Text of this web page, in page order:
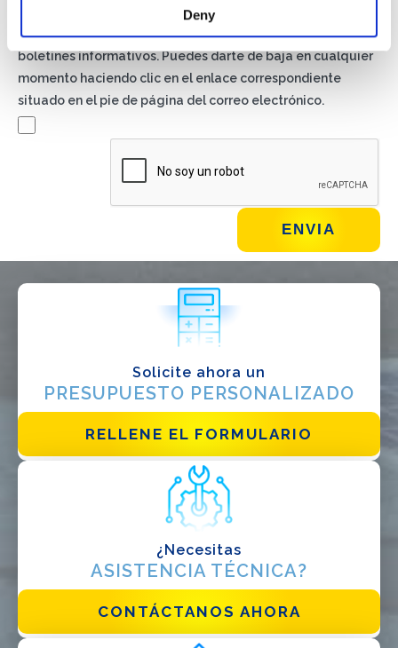
Deny
Al marcar esta casilla, aceptas recibir material publicitario
sobre productos y servicios por Basic S.B.R.L. mediante
boletines informativos. Puedes darte de baja en cualquier
momento haciendo clic en el enlace correspondiente
situado en el pie de página del correo electrónico.
Solicite ahora un
PRESUPUESTO PERSONALIZADO
RELLENE EL FORMULARIO
¿Necesitas
ASISTENCIA TÉCNICA?
CONTÁCTANOS AHORA
Diseñador
EPC
Distribuidor
Otro